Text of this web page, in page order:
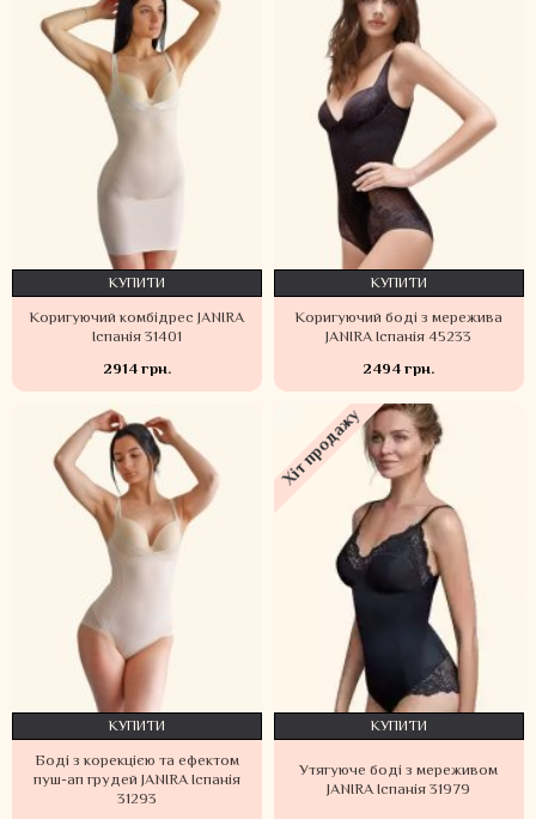
Коригуючий комбідрес JANIRA
Іспанія 31401
2914 грн.
КУПИТИ
Коригуючий боді з мережива
JANIRA Іспанія 45233
2494 грн.
КУПИТИ
Боді з корекцією та ефектом
пуш-ап грудей JANIRA Іспанія
31293
КУПИТИ
Хіт продажу
Утягуюче боді з мереживом
JANIRA Іспанія 31979
КУПИТИ